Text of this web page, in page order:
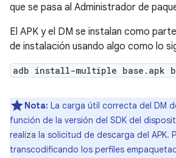
que se pasa al Administrador de
El APK y el DM se instalan como
de instalación usando algo como lo
adb install-multiple base.apk
Nota: La carga útil correcta del DM
función de la versión del SDK del
realiza la solicitud de descarga del APK.
transcodificando los perfiles